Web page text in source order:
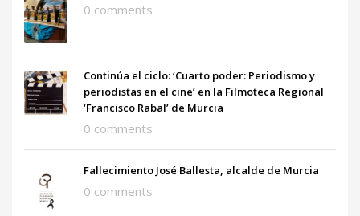
0 comments
Continúa el ciclo: ‘Cuarto poder: Periodismo y
periodistas en el cine’ en la Filmoteca Regional
‘Francisco Rabal’ de Murcia
0 comments
Fallecimiento José Ballesta, alcalde de Murcia
0 comments